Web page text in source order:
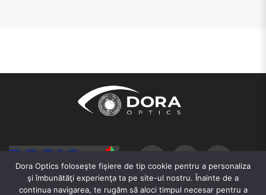
Dora Optics foloseşte fişiere de tip cookie pentru a personaliza
şi îmbunătăţi experienţa ta pe site-ul nostru. Înainte de a
continua navigarea, te rugăm să aloci timpul necesar pentru a